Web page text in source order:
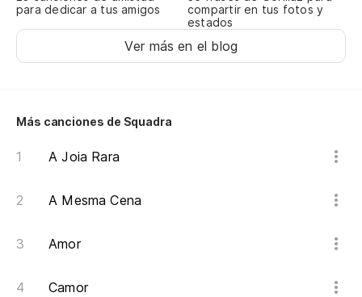
para dedicar a tus amigos
compartir en tus fotos y
estados
Ver más en el blog
Más canciones de Squadra
A Joia Rara
A Mesma Cena
Amor
Camor